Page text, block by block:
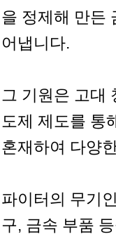
을 정제해 만든
어냅니다.
그 기원은 고대
도제 제도를 통
혼재하여 다양
파이터의 무기
구, 금속 부품